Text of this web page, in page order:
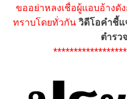
ขออย่าหลงเชื่อผู้แอบอ้างดั
ทราบโดยทั่วกัน วิดีโอคำชี้แ
ตำรว